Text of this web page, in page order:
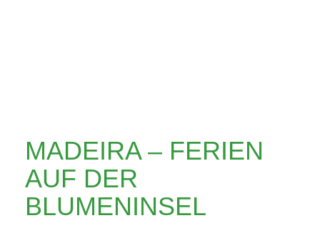
MADEIRA – FERIEN
AUF DER
BLUMENINSEL